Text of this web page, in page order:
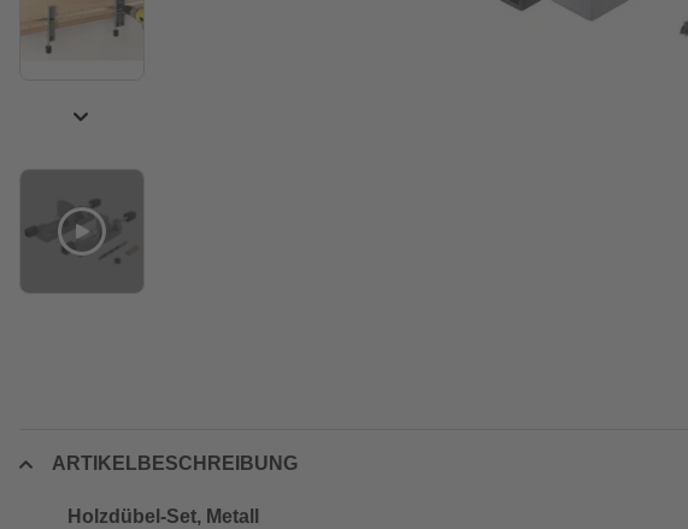
ARTIKELBESCHREIBUNG
Holzdübel-Set, Metall